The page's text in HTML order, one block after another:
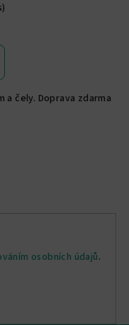
a čely. Doprava zdarma
osobních údajů.